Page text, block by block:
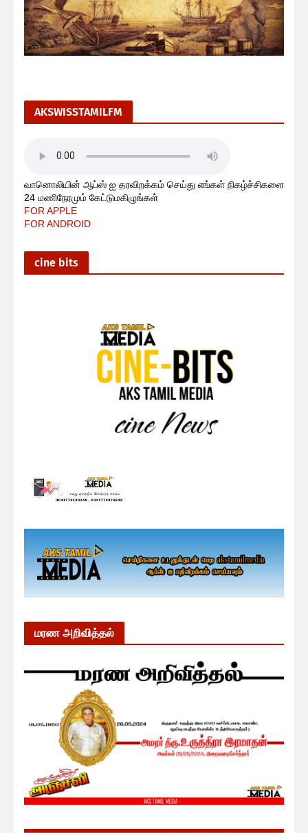
AKSWISSTAMILFM
வானொலியின் ஆப்ஸ் ஐ தரவிறக்கம் செய்து எங்கள் நிகழ்ச்சிகளை
24 மணிநேரமும் கேட்டுமகிழுங்கள்
FOR APPLE
FOR ANDROID
cine bits
மரண அறிவித்தல்